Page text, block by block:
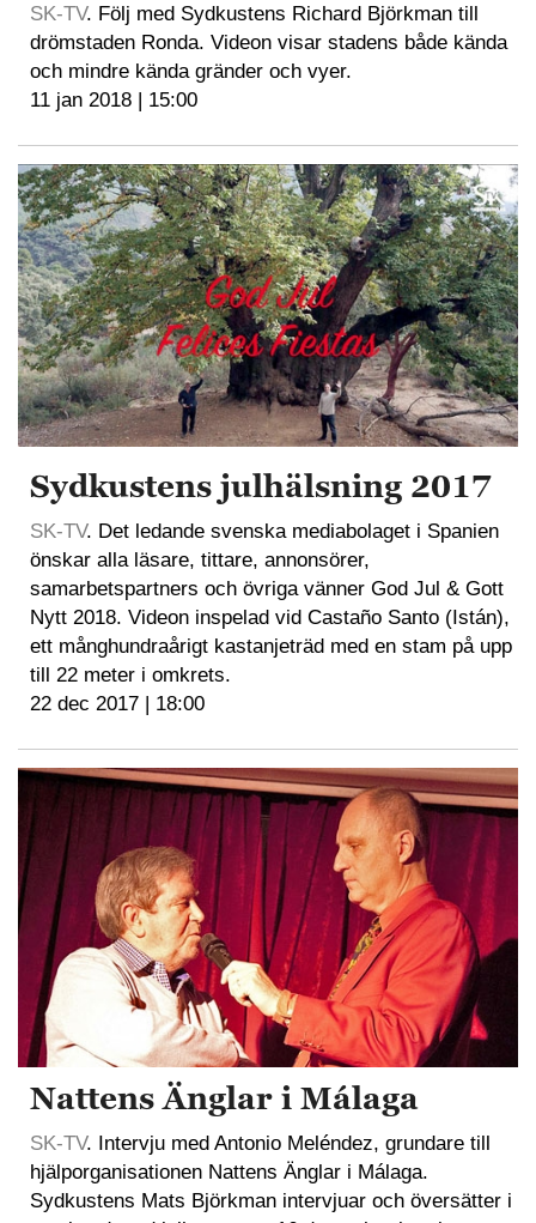
SK-TV. Följ med Sydkustens Richard Björkman till
drömstaden Ronda. Videon visar stadens både kända
och mindre kända gränder och vyer.
11 jan 2018 | 15:00
Sydkustens julhälsning 2017
SK-TV. Det ledande svenska mediabolaget i Spanien
önskar alla läsare, tittare, annonsörer,
samarbetspartners och övriga vänner God Jul & Gott
Nytt 2018. Videon inspelad vid Castaño Santo (Istán),
ett månghundraårigt kastanjeträd med en stam på upp
till 22 meter i omkrets.
22 dec 2017 | 18:00
Nattens Änglar i Málaga
SK-TV. Intervju med Antonio Meléndez, grundare till
hjälporganisationen Nattens Änglar i Málaga.
Sydkustens Mats Björkman intervjuar och översätter i